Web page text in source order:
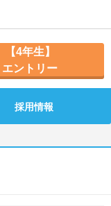
【4年生】
エントリー
採用情報